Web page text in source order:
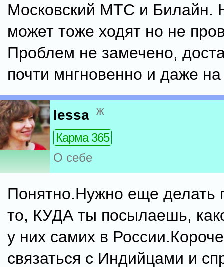
Московский МТС и Билайн.
может тоже ходят но не
Проблем не замечено,
почти мнгновенно и даже
lessa ж
Карма 365
О себе
Понятно.Нужно еще делать
то, КУДА ты посылаешь,
у них самих в
связаться с Индийцами и